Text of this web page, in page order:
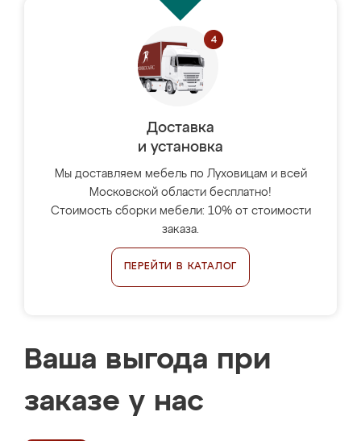
Доставка
и установка
Мы доставляем мебель по Луховицам и всей
Московской области бесплатно!
Стоимость сборки мебели: 10% от стоимости
заказа.
ПЕРЕЙТИ В КАТАЛОГ
Ваша выгода при
заказе у нас